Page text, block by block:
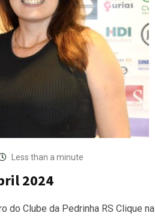
Less than a minute
2024
do Clube da Pedrinha RS Clique na